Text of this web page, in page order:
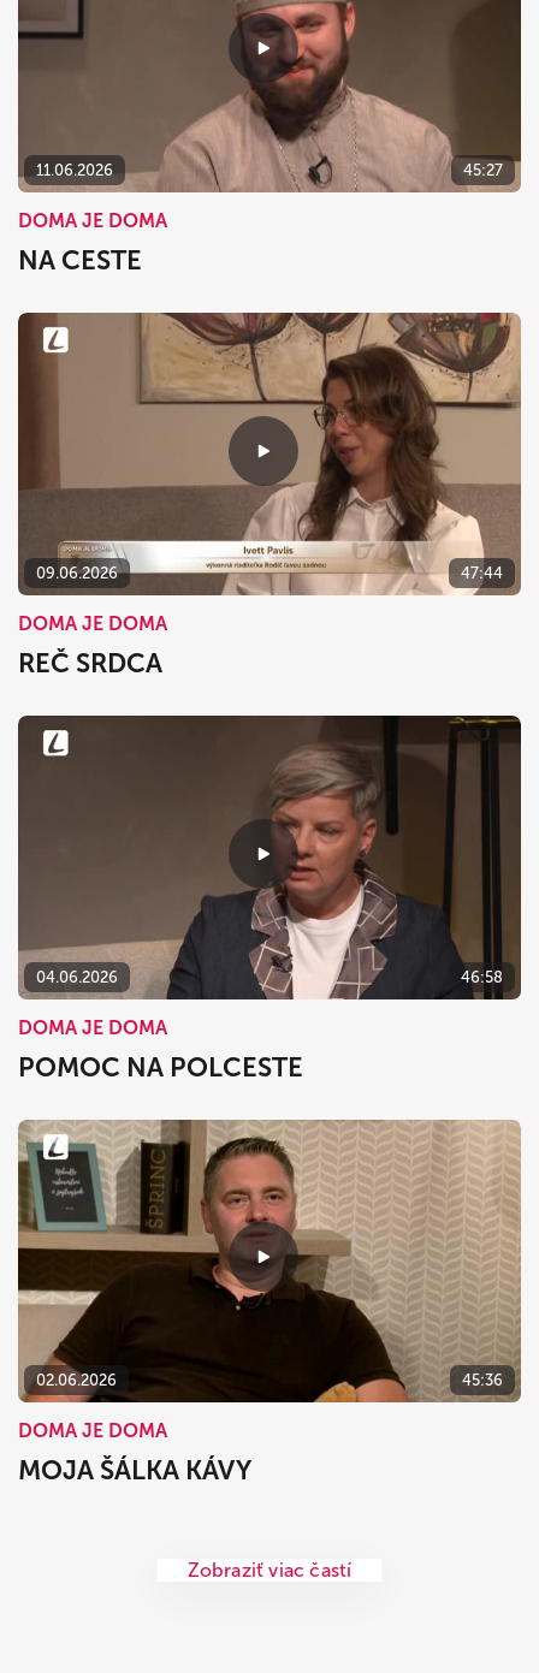
11.06.2026 45:27
DOMA JE DOMA
NA CESTE
09.06.2026 47:44
DOMA JE DOMA
REČ SRDCA
04.06.2026 46:58
DOMA JE DOMA
POMOC NA POLCESTE
02.06.2026 45:36
DOMA JE DOMA
MOJA ŠÁLKA KÁVY
Zobraziť viac častí